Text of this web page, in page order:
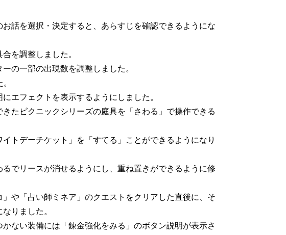
お話を選択・決定すると、あらすじを確認できるようにな
を調整しました。
の一部の出現数を調整しました。
エフェクトを表示するようにしました。
きたピクニックシリーズの庭具を「さわる」で操作できる
イトデーチケット」を「すてる」ことができるようになり
るでリースが消せるようにし、重ね置きができるように修
」や「占い師ミネア」のクエストをクリアした直後に、そ
りました。
かない装備には「錬金強化をみる」のボタン説明が表示さ